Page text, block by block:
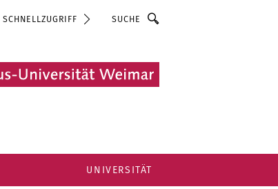
SCHNELLZUGRIFF Suche
UNIVERSITÄT